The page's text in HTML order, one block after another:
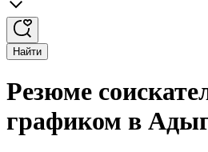
Найти
Резюме
графиком в